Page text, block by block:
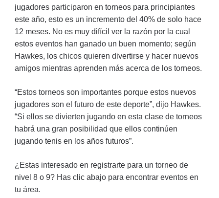
jugadores participaron en torneos para principiantes
este año, esto es un incremento del 40% de solo hace
12 meses. No es muy difícil ver la razón por la cual
estos eventos han ganado un buen momento; según
Hawkes, los chicos quieren divertirse y hacer nuevos
amigos mientras aprenden más acerca de los torneos.
“Estos torneos son importantes porque estos nuevos
jugadores son el futuro de este deporte”, dijo Hawkes.
“Si ellos se divierten jugando en esta clase de torneos
habrá una gran posibilidad que ellos continúen
jugando tenis en los años futuros”.
¿Estas interesado en registrarte para un torneo de
nivel 8 o 9? Has clic abajo para encontrar eventos en
tu área.